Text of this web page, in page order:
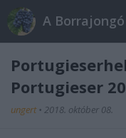
A Borrajongó
Portugieser
ungert • 2018. október 08.